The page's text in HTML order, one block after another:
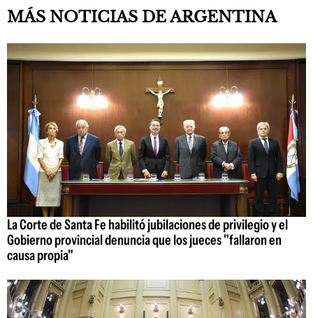
MÁS NOTICIAS DE ARGENTINA
La Corte de Santa Fe habilitó jubilaciones de privilegio y el
Gobierno provincial denuncia que los jueces "fallaron en
causa propia"